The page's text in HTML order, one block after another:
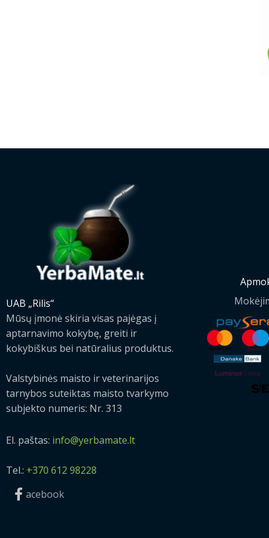
UAB „Rilis“
Mūsų įmonė skiria visas pajėgas į
aptarnavimo kokybę, greiti ir
kokybiškus bei natūralius produktus.
Valstybinės maisto ir veterinarijos
tarnybos suteiktas maisto tvarkymo
subjekto numeris: Nr. 313
El. paštas: info@yerbamate.lt
Tel.: +370 612 98228
acebook